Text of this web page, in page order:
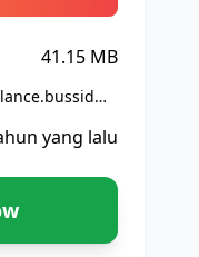
41.15 MB
Toyota_Hilux_2016_Ambulance.bussidmod
yang lalu